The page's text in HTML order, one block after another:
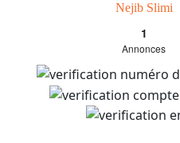
Nejib Slimi
1
Annonces